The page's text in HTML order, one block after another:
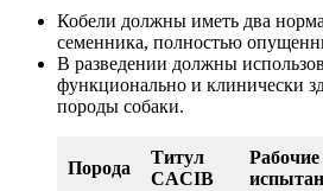
Кобели должны иметь два
семенника, полностью
В разведении должны
функционально и клинически
породы собаки.
Порода
Титул
CACIB
Рабочие